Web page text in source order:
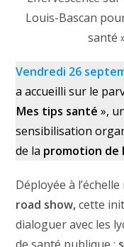
Louis-Bascan
santé
Vendredi 26
a accueilli sur le
Mes tips santé »,
sensibilisation
de la promotion de
Déployée à
road show,cette
dialoguer avec les